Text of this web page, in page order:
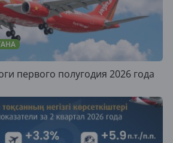
первого полугодия 2026 года